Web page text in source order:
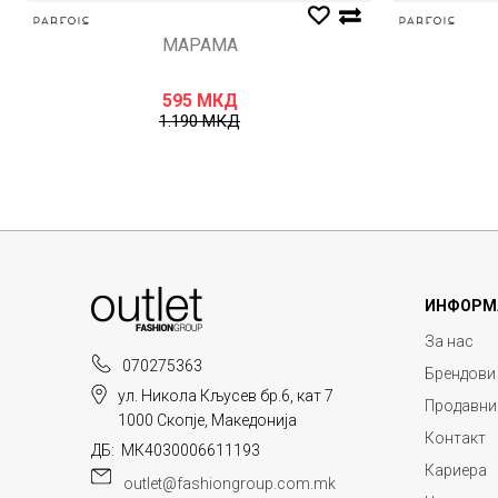
МАРАМА
595 МКД
1.190МКД
070275363
ул. Никола Кљусев бр.6, кат 7
1000 Скопје, Македонија
ДБ: МК4030006611193
outlet@fashiongroup.com.mk
За нас
Брендови
Контакт
Кариера